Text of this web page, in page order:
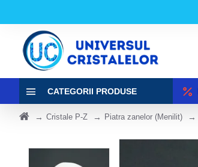
CATEGORII PRODUSE
Cristale P-Z Piatra zanelor (Menilit)